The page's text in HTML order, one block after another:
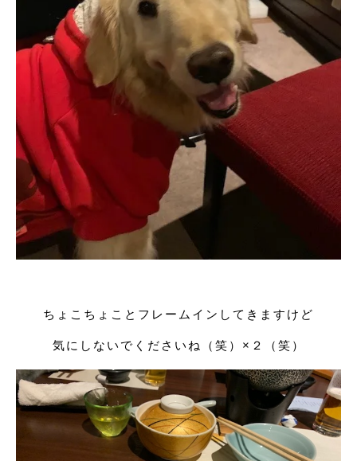
ちょこちょことフレームインしてきますけど
気にしないでくださいね（笑）×２（笑）